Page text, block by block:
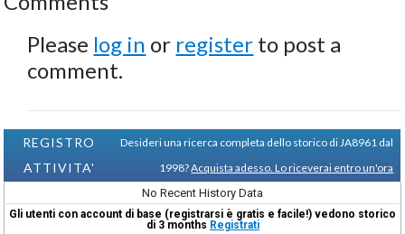
Please log in or register to post a
comment.
REGISTRO
ATTIVITA'
Desideri una ricerca completa dello storico di JA8961 dal
1998?Acquista adesso. Lo riceverai entro un'ora
No Recent History Data
Gli utenti con account di base (registrarsi è gratis e facile!) vedono storico
di 3 months Registrati